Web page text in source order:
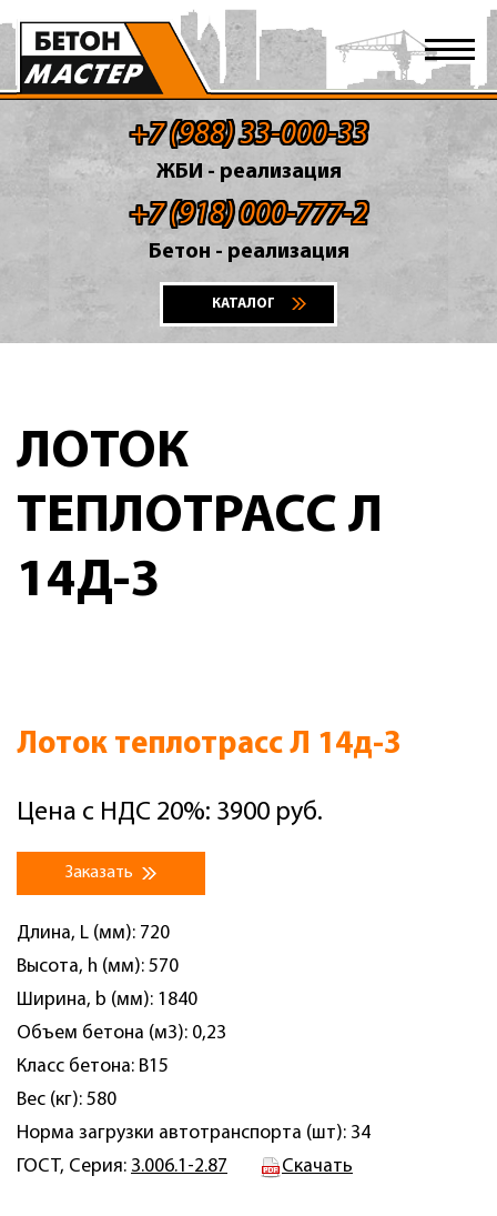
+7 (988) 33-000-33
ЖБИ - реализация
+7 (918) 000-777-2
Бетон - реализация
КАТАЛОГ
ЛОТОК
ТЕПЛОТРАСС Л
14Д-3
Лоток теплотрасс Л 14д-3
Цена с НДС 20%: 3900 руб.
Заказать
Длина, L (мм): 720
Высота, h (мм): 570
Ширина, b (мм): 1840
Объем бетона (м3): 0,23
Класс бетона: B15
Вес (кг): 580
Норма загрузки автотранспорта (шт): 34
ГОСТ, Серия: 3.006.1-2.87 Скачать